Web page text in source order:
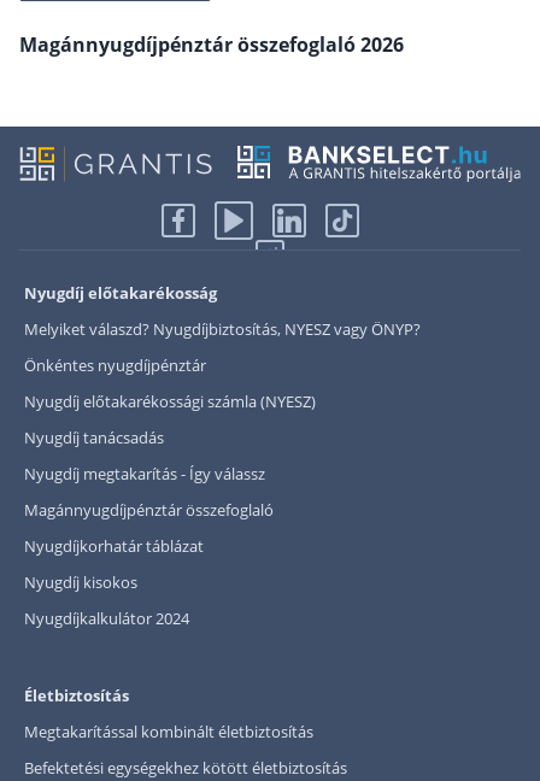
Rólunk
Karrier
Magánnyugdíjpénztár összefoglaló 2026
Nyugdíj előtakarékosság
Melyiket válaszd? Nyugdíjbiztosítás, NYESZ vagy ÖNYP?
Önkéntes nyugdíjpénztár
Nyugdíj előtakarékossági számla (NYESZ)
Nyugdíj tanácsadás
Nyugdíj megtakarítás - Így válassz
Magánnyugdíjpénztár összefoglaló
Nyugdíjkorhatár táblázat
Nyugdíj kisokos
Nyugdíjkalkulátor 2024
Életbiztosítás
Megtakarítással kombinált életbiztosítás
Befektetési egységekhez kötött életbiztosítás